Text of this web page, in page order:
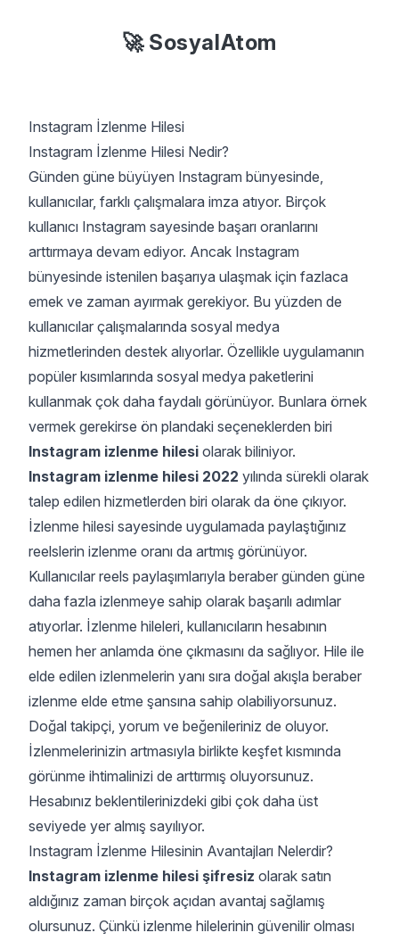
🚀 SosyalAtom
Instagram İzlenme Hilesi
Instagram İzlenme Hilesi Nedir?
Günden güne büyüyen Instagram bünyesinde,
kullanıcılar, farklı çalışmalara imza atıyor. Birçok
kullanıcı Instagram sayesinde başarı oranlarını
arttırmaya devam ediyor. Ancak Instagram
bünyesinde istenilen başarıya ulaşmak için fazlaca
emek ve zaman ayırmak gerekiyor. Bu yüzden de
kullanıcılar çalışmalarında sosyal medya
hizmetlerinden destek alıyorlar. Özellikle uygulamanın
popüler kısımlarında sosyal medya paketlerini
kullanmak çok daha faydalı görünüyor. Bunlara örnek
vermek gerekirse ön plandaki seçeneklerden biri
Instagram izlenme hilesi olarak biliniyor.
Instagram izlenme hilesi 2022 yılında sürekli olarak
talep edilen hizmetlerden biri olarak da öne çıkıyor.
İzlenme hilesi sayesinde uygulamada paylaştığınız
reelslerin izlenme oranı da artmış görünüyor.
Kullanıcılar reels paylaşımlarıyla beraber günden güne
daha fazla izlenmeye sahip olarak başarılı adımlar
atıyorlar. İzlenme hileleri, kullanıcıların hesabının
hemen her anlamda öne çıkmasını da sağlıyor. Hile ile
elde edilen izlenmelerin yanı sıra doğal akışla beraber
izlenme elde etme şansına sahip olabiliyorsunuz.
Doğal takipçi, yorum ve beğenileriniz de oluyor.
İzlenmelerinizin artmasıyla birlikte keşfet kısmında
görünme ihtimalinizi de arttırmış oluyorsunuz.
Hesabınız beklentilerinizdeki gibi çok daha üst
seviyede yer almış sayılıyor.
Instagram İzlenme Hilesinin Avantajları Nelerdir?
Instagram izlenme hilesi şifresiz olarak satın
aldığınız zaman birçok açıdan avantaj sağlamış
olursunuz. Çünkü izlenme hilelerinin güvenilir olması